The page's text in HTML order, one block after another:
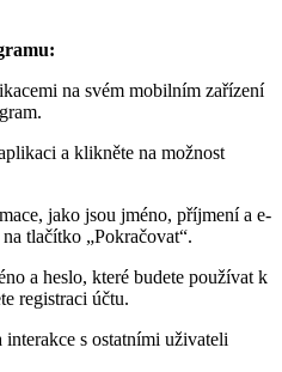
na svém mobilním zařízení
a klikněte na možnost
jako jsou jméno, příjmení a e-
tlačítko „Pokračovat“.
a heslo, které budete používat k
registraci účtu.